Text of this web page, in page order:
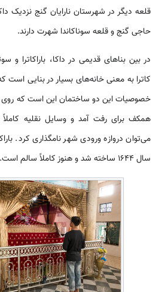
قلعه دیگر در شهرستان نارایان گنج نزدیک
حاجی گنج و قلعه سوناکاندا شهرت دارند.
در بین بناهای قدیمی‌ در داکا، باراکاترا و
کاترا به معنی خانه‌های بسیار در بنایی است
خصوصیات این دو ساختمان این است که روی
همکف برای رفت آمد و وسایل نقلیه
می‌توان دروازه ورودی شهر نامگذاری کرد.
سال 1644 ساخته شد و هنوز کاملاً سالم است.